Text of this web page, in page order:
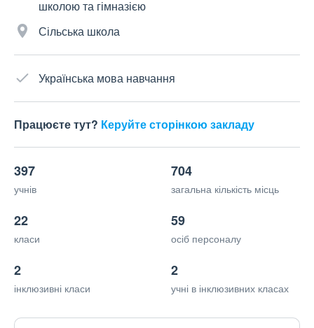
школою та гімназією
Сільська школа
Українська мова навчання
Працюєте тут? Керуйте сторінкою закладу
397
учнів
704
загальна кількість місць
22
класи
59
осіб персоналу
2
інклюзивні класи
2
учні в інклюзивних класах